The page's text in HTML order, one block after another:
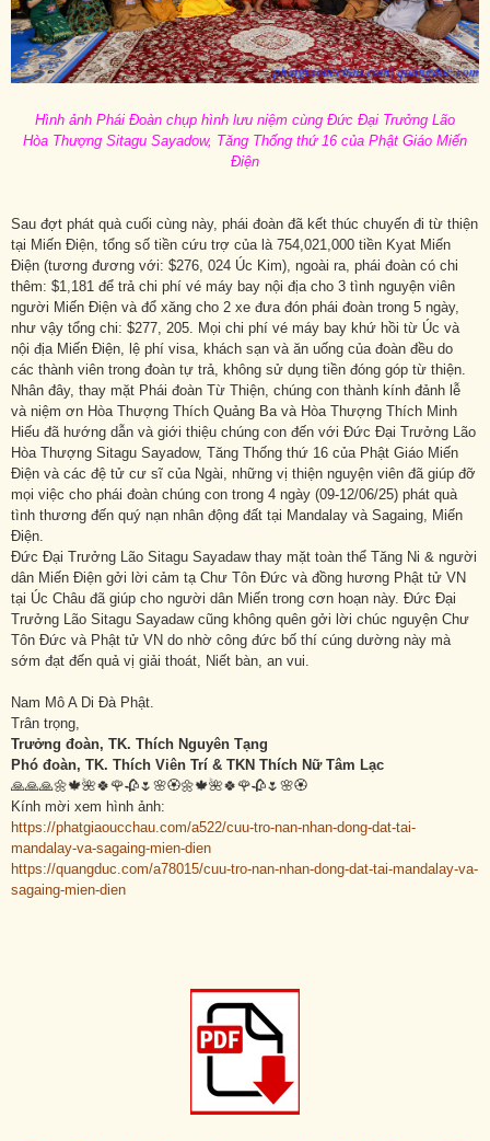
Hình ảnh Phái Đoàn chụp hình lưu niệm cùng Đức Đại Trưởng Lão
Hòa Thượng Sitagu Sayadow, Tăng Thống thứ 16 của Phật Giáo Miến
Điện
Sau đợt phát quà cuối cùng này, phái đoàn đã kết thúc chuyến đi từ thiện
tại Miến Điện, tổng số tiền cứu trợ của là 754,021,000 tiền Kyat Miến
Điện (tương đương với: $276, 024 Úc Kim), ngoài ra, phái đoàn có chi
thêm: $1,181 để trả chi phí vé máy bay nội địa cho 3 tình nguyện viên
người Miến Điện và đổ xăng cho 2 xe đưa đón phái đoàn trong 5 ngày,
như vậy tổng chi: $277, 205. Mọi chi phí vé máy bay khứ hồi từ Úc và
nội địa Miến Điện, lệ phí visa, khách sạn và ăn uống của đoàn đều do
các thành viên trong đoàn tự trả, không sử dụng tiền đóng góp từ thiện.
Nhân đây, thay mặt Phái đoàn Từ Thiện, chúng con thành kính đảnh lễ
và niệm ơn Hòa Thượng Thích Quảng Ba và Hòa Thượng Thích Minh
Hiếu đã hướng dẫn và giới thiệu chúng con đến với Đức Đại Trưởng Lão
Hòa Thượng Sitagu Sayadow, Tăng Thống thứ 16 của Phật Giáo Miến
Điện và các đệ tử cư sĩ của Ngài, những vị thiện nguyện viên đã giúp đỡ
mọi việc cho phái đoàn chúng con trong 4 ngày (09-12/06/25) phát quà
tình thương đến quý nạn nhân động đất tại Mandalay và Sagaing, Miến
Điện.
Đức Đại Trưởng Lão Sitagu Sayadaw thay mặt toàn thể Tăng Ni & người
dân Miến Điện gởi lời cảm tạ Chư Tôn Đức và đồng hương Phật tử VN
tại Úc Châu đã giúp cho người dân Miến trong cơn hoạn này. Đức Đại
Trưởng Lão Sitagu Sayadaw cũng không quên gởi lời chúc nguyện Chư
Tôn Đức và Phật tử VN do nhờ công đức bố thí cúng dường này mà
sớm đạt đến quả vị giải thoát, Niết bàn, an vui.
Nam Mô A Di Đà Phật.
Trân trọng,
Trưởng đoàn, TK. Thích Nguyên Tạng
Phó đoàn, TK. Thích Viên Trí & TKN Thích Nữ Tâm Lạc
🙏🙏🙏🌼🍁🌺🍀🌹🥀🌷🌸🏵️🌼🍁🌺🍀🌹🥀🌷🌸🏵️
Kính mời xem hình ảnh:
https://phatgiaoucchau.com/a522/cuu-tro-nan-nhan-dong-dat-tai-
mandalay-va-sagaing-mien-dien
https://quangduc.com/a78015/cuu-tro-nan-nhan-dong-dat-tai-mandalay-va-
sagaing-mien-dien